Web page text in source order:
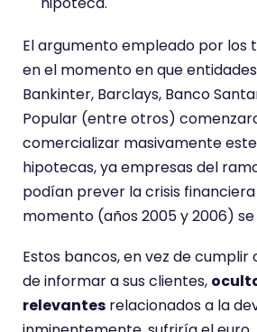
El argumento empleado por los
en el momento en que
Bankinter, Barclays, Banco
Popular (entre otros)
comercializar masivamente
hipotecas, ya empresas del
podían prever la crisis
momento (años 2005 y 2006)
Estos bancos, en vez de cumplir
de informar a sus clientes,
relevantes relacionados a la